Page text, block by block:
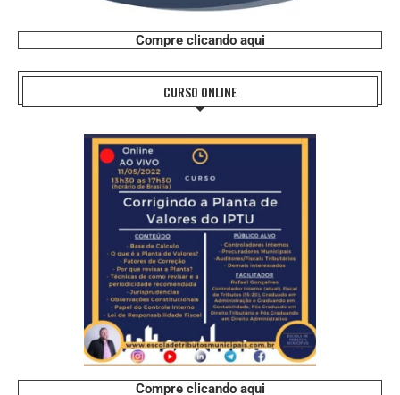
Compre clicando aqui
CURSO ONLINE
Compre clicando aqui